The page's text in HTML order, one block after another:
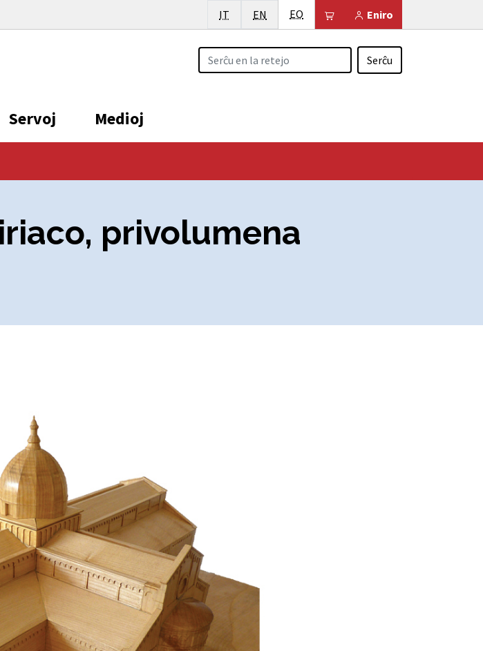
Eniro
Il tuo carrello è vuoto
IT Italiano
EN English
EO Esperanto
Serĉu
Servoj Medioj
privolumena